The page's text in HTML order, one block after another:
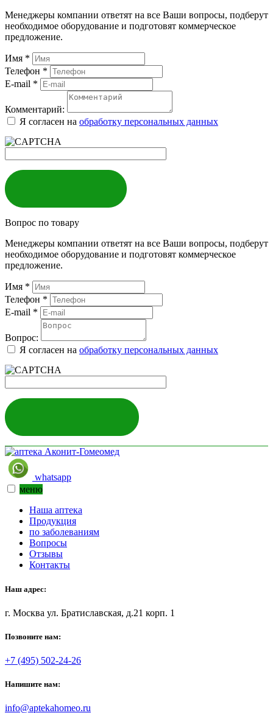
Менеджеры компании ответят на все Ваши вопросы, подберут
необходимое оборудование и подготовят коммерческое
предложение.
Имя *
Телефон *
E-mail *
Комментарий:
Я согласен на обработку персональных данных
Вопрос по товару
Менеджеры компании ответят на все Ваши вопросы, подберут
необходимое оборудование и подготовят коммерческое
предложение.
Имя *
Телефон *
E-mail *
Вопрос:
Я согласен на обработку персональных данных
whatsapp
меню
Наша аптека
Продукция
по заболеваниям
Вопросы
Отзывы
Контакты
Наш адрес:
г. Москва ул. Братиславская, д.21 корп. 1
Позвоните нам:
+7 (495) 502-24-26
Напишите нам:
info@aptekahomeo.ru